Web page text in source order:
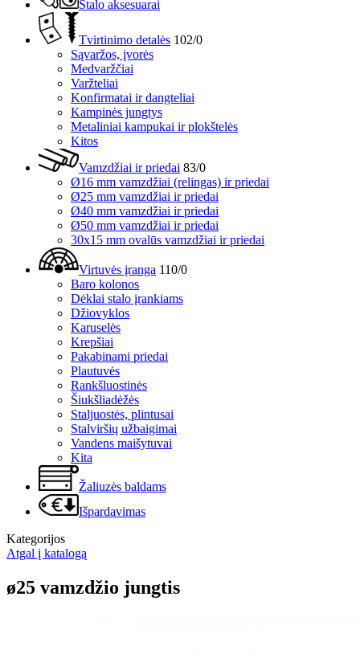
Stalo aksesuarai
Tvirtinimo detalės 102/0
Sąvaržos, įvorės
Medvaržčiai
Varžteliai
Konfirmatai ir dangteliai
Kampinės jungtys
Metaliniai kampukai ir plokštelės
Kitos
Vamzdžiai ir priedai 83/0
Ø16 mm vamzdžiai (relingas) ir priedai
Ø25 mm vamzdžiai ir priedai
Ø40 mm vamzdžiai ir priedai
Ø50 mm vamzdžiai ir priedai
30x15 mm ovalūs vamzdžiai ir priedai
Virtuvės įranga 110/0
Baro kolonos
Dėklai stalo įrankiams
Džiovyklos
Karuselės
Krepšiai
Pakabinami priedai
Plautuvės
Rankšluostinės
Šiukšliadėžės
Staljuostės, plintusai
Stalviršių užbaigimai
Vandens maišytuvai
Kita
Žaliuzės baldams
Išpardavimas
Kategorijos
Atgal į katalogą
ø25 vamzdžio jungtis